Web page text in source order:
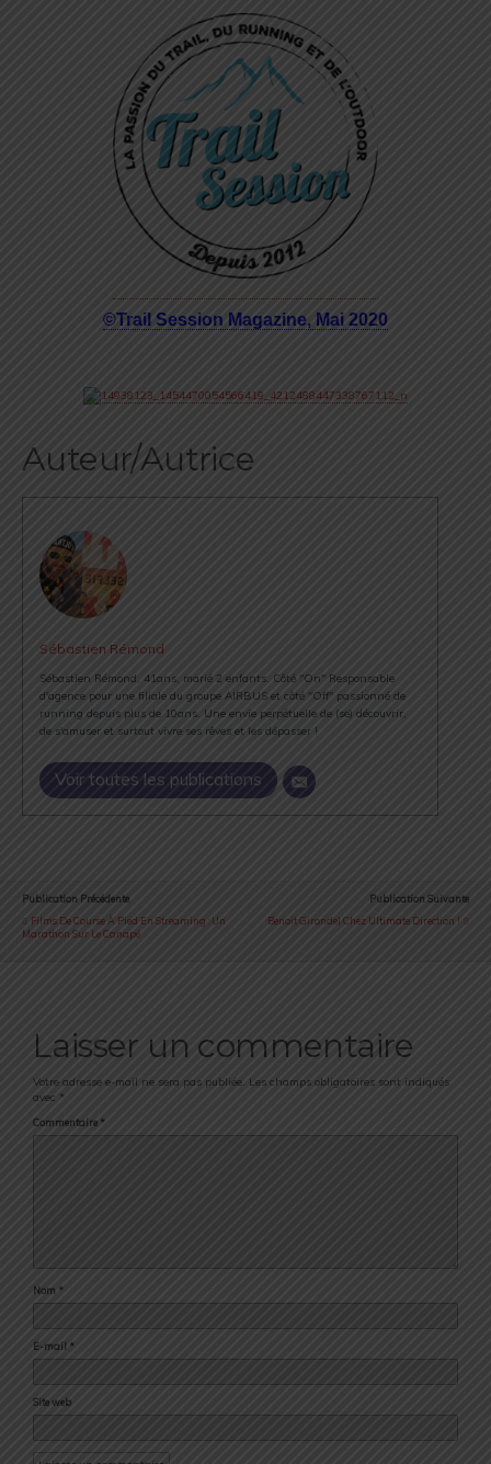
©Trail Session Magazine, Mai 2020
Auteur/Autrice
Sébastien Rémond
Sébastien Rémond, 41ans, marié 2 enfants. Côté "On" Responsable
d'agence pour une filiale du groupe AIRBUS et côté "Off" passionné de
running depuis plus de 10ans. Une envie perpétuelle de (se) découvrir,
de s'amuser et surtout vivre ses rêves et les dépasser !
Voir toutes les publications
Publication Précédente
Films De Course À Pied En Streaming : Un
Marathon Sur Le Canapé
Publication Suivante
Benoit Girondel Chez Ultimate Direction !
Laisser un commentaire
Votre adresse e-mail ne sera pas publiée. Les champs obligatoires sont indiqués
avec *
Commentaire *
Nom *
E-mail *
Site web